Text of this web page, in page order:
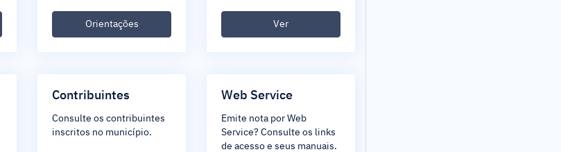
Orientações Ver
Contribuintes
Consulte os contribuintes
inscritos no município.
Web Service
Emite nota por Web
Service? Consulte os links
de acesso e seus manuais.